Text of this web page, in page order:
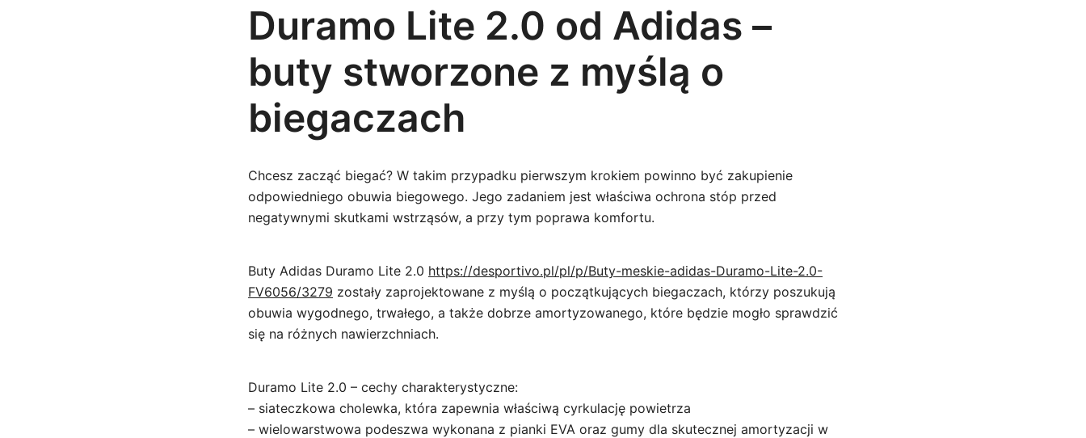
Duramo Lite 2.0 od Adidas –
buty stworzone z myślą o
biegaczach
Chcesz zacząć biegać? W takim przypadku pierwszym krokiem powinno być zakupienie
odpowiedniego obuwia biegowego. Jego zadaniem jest właściwa ochrona stóp przed
negatywnymi skutkami wstrząsów, a przy tym poprawa komfortu.
Buty Adidas Duramo Lite 2.0 https://desportivo.pl/pl/p/Buty-meskie-adidas-Duramo-Lite-2.0-
FV6056/3279 zostały zaprojektowane z myślą o początkujących biegaczach, którzy poszukują
obuwia wygodnego, trwałego, a także dobrze amortyzowanego, które będzie mogło sprawdzić
się na różnych nawierzchniach.
Duramo Lite 2.0 – cechy charakterystyczne:
– siateczkowa cholewka, która zapewnia właściwą cyrkulację powietrza
– wielowarstwowa podeszwa wykonana z pianki EVA oraz gumy dla skutecznej amortyzacji w